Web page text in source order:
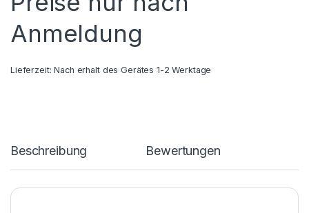
Anmeldung
Lieferzeit:Nach erhalt des Gerätes 1-2 Werktage
Beschreibung Bewertungen